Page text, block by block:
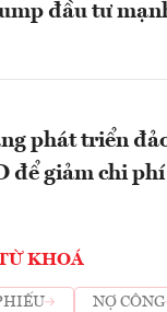
đầu tư
phát triển
để giảm chi phí
KHOÁ
NỢ CÔNG